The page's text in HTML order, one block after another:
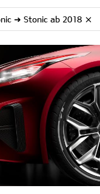
➜ Stonic ab 2018